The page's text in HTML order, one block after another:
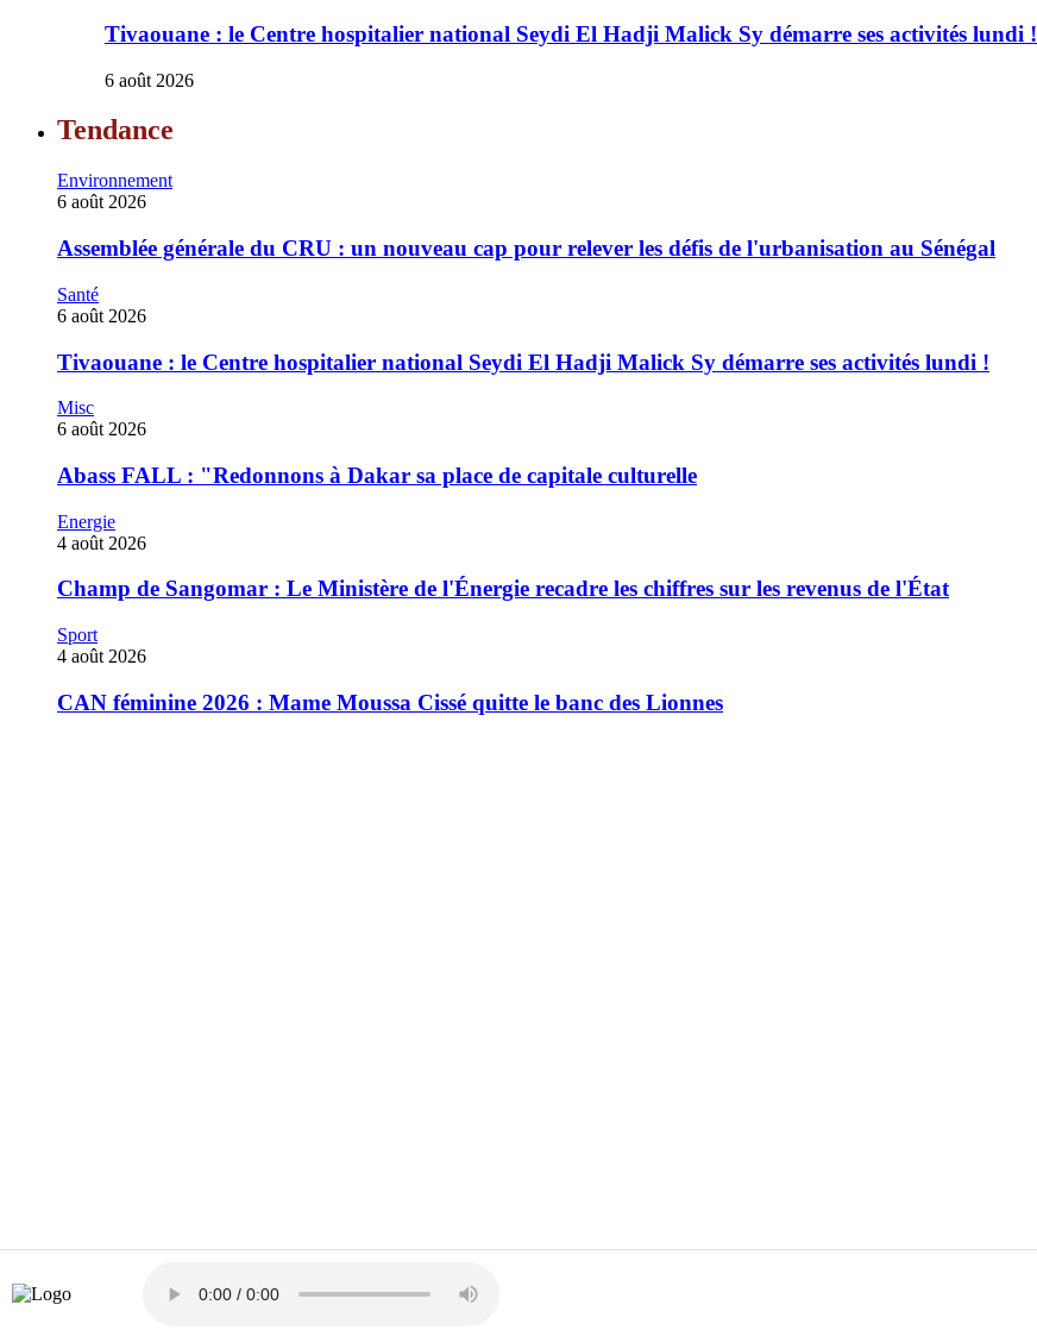
Tivaouane : le Centre hospitalier national Seydi El Hadji Malick Sy démarre ses activités lundi !
6 août 2026
Tendance
Environnement
6 août 2026
Assemblée générale du CRU : un nouveau cap pour relever les défis de l'urbanisation au Sénégal
Santé
6 août 2026
Tivaouane : le Centre hospitalier national Seydi El Hadji Malick Sy démarre ses activités lundi !
Misc
6 août 2026
‎Abass FALL : "Redonnons à Dakar sa place de capitale culturelle
Energie
4 août 2026
Champ de Sangomar : Le Ministère de l'Énergie recadre les chiffres sur les revenus de l'État
Sport
4 août 2026
CAN féminine 2026 : Mame Moussa Cissé quitte le banc des Lionnes
RTMD © 2024 - Tous les droits réservés